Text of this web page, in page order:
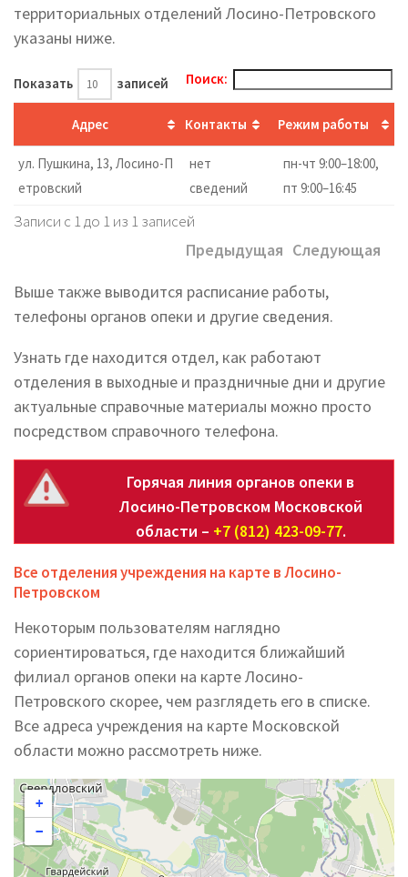
территориальных отделений Лосино-Петровского
указаны ниже.
Показать записей Поиск:
Адрес Контакты Режим работы
ул. Пушкина, 13, Лосино-П
етровский
нет
сведений
пн-чт 9:00–18:00,
пт 9:00–16:45
Записи с 1 до 1 из 1 записей
Предыдущая Следующая
Выше также выводится расписание работы,
телефоны органов опеки и другие сведения.
Узнать где находится отдел, как работают
отделения в выходные и праздничные дни и другие
актуальные справочные материалы можно просто
посредством справочного телефона.
Горячая линия органов опеки в
Лосино-Петровском Московской
области – +7 (812) 423-09-77.
Все отделения учреждения на карте в Лосино-
Петровском
Некоторым пользователям наглядно
сориентироваться, где находится ближайший
филиал органов опеки на карте Лосино-
Петровского скорее, чем разглядеть его в списке.
Все адреса учреждения на карте Московской
области можно рассмотреть ниже.
+
−